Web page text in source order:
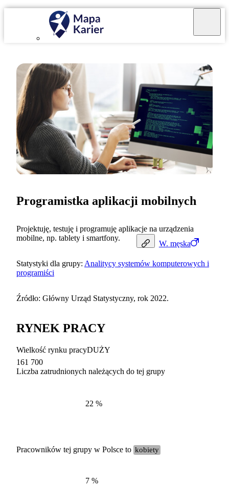
W. męska
Programistka aplikacji mobilnych
Projektuję, testuję i programuję aplikacje na urządzenia
mobilne, np. tablety i smartfony.
Statystyki dla grupy: Analitycy systemów komputerowych i
programiści
Źródło: Główny Urząd Statystyczny, rok 2022.
RYNEK PRACY
Wielkość rynku pracyDUŻY
161 700
Liczba zatrudnionych należących do tej grupy
22 %
Pracowników tej grupy w Polsce to kobiety
7 %